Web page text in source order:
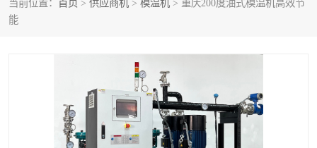
当前位置： 首页 > 供应商机 > 模温机 > 重庆200度油式模温机高效节
能